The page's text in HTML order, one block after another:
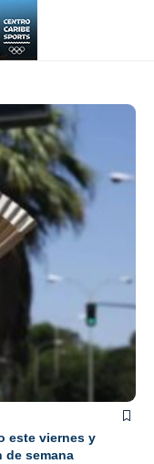
este viernes y
de semana